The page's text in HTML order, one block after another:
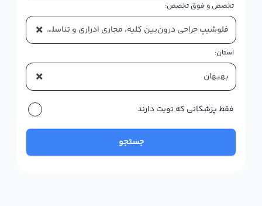
تخصص و فوق تخصص:
× فلوشیپ جراحی درون‌بین کلیه، مجاری ادراری و تناسلی (اندویورولوژی)
استان:
× بهبهان
فقط پزشکانی که نوبت دارند
جستجو